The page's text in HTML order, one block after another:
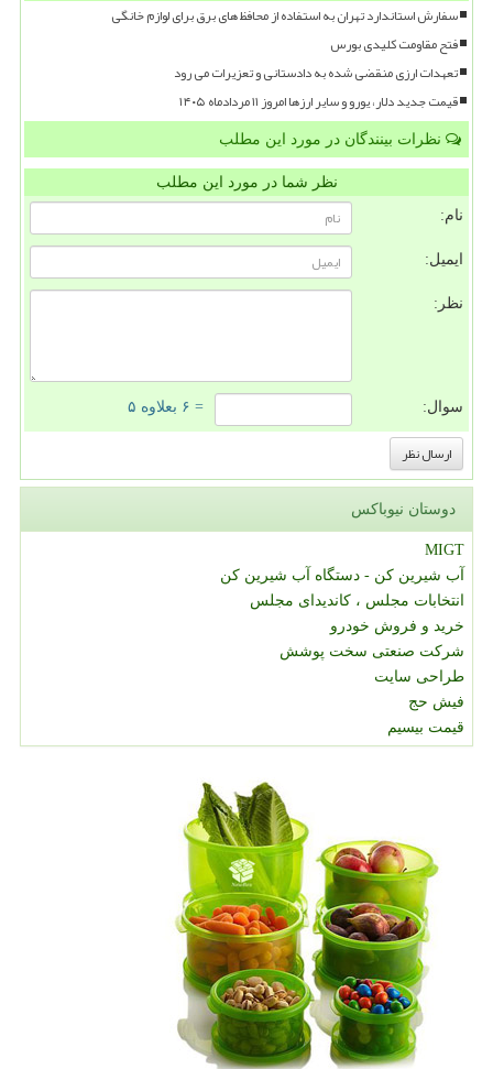
سفارش استاندارد تهران به استفاده از محافظ های برق برای لوازم خانگی
فتح مقاومت کلیدی بورس
تعهدات ارزی منقضی شده به دادستانی و تعزیرات می رود
قیمت جدید دلار، یورو و سایر ارزها امروز ۱۱ مردادماه ۱۴۰۵
نظرات بینندگان در مورد این مطلب
نظر شما در مورد این مطلب
نام:
ایمیل:
نظر:
سوال: = ۶ بعلاوه ۵
دوستان نیوباکس
MIGT
آب شیرین کن - دستگاه آب شیرین کن
انتخابات مجلس ، کاندیدای مجلس
خرید و فروش خودرو
شرکت صنعتی سخت پوشش
طراحی سایت
فیش حج
قیمت بیسیم